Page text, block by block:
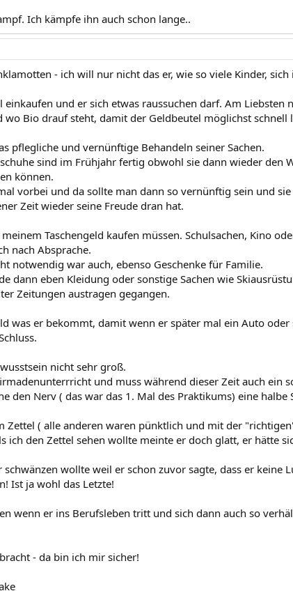
Ich kämpfe ihn auch schon lange..
- ich will nur nicht das er, wie so viele Kinder,
und er sich etwas raussuchen darf. Am Liebsten
wo Bio drauf steht, damit der Geldbeutel möglichst schnell
pflegliche und vernünftige Behandeln seiner Sachen.
sind im Frühjahr fertig obwohl sie dann wieder den
können.
vorbei und da sollte man dann so vernünftig sein und
Zeit wieder seine Freude dran hat.
Taschengeld kaufen müssen. Schulsachen, Kino
nach Absprache.
notwendig war auch, ebenso Geschenke für Familie.
dann eben Kleidung oder sonstige Sachen wie
Zeitungen austragen gegangen.
was er bekommt, damit wenn er später mal ein Auto
nicht sehr groß.
und muss während dieser Zeit auch ein
den Nerv ( das war das 1. Mal des Praktikums) eine halbe
Zettel ( alle anderen waren pünktlich und mit der
ich den Zettel sehen wollte meinte er doch glatt, er hätte
schwänzen wollte weil er schon zuvor sagte, dass er keine
Ist ja wohl das Letzte!
wenn er ins Berufsleben tritt und sich dann auch so
- da bin ich mir sicher!